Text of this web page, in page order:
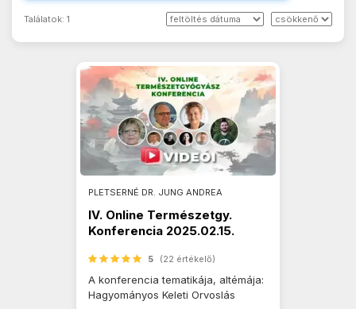
Találatok: 1
PLETSERNÉ DR. JUNG ANDREA
IV. Online Természetgy.
Konferencia 2025.02.15.
5 (22 értékelő)
A konferencia tematikája, altémája:
Hagyományos Keleti Orvoslás